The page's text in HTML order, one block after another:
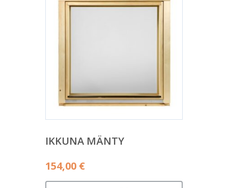
IKKUNA MÄNTY
154,00 €